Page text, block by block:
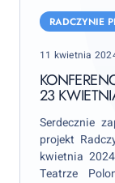
„Radczynie
kwietnia
2024
RADCZYNIE
Posted
11 kwietnia
23
Serdecznie
projekt
kwietnia
Teatrze